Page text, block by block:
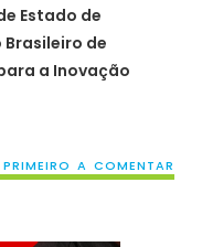
Estado de
de
a Inovação
A COMENTAR